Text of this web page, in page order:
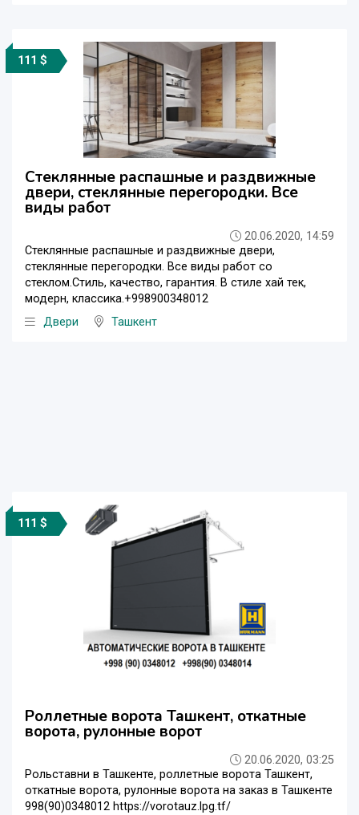
111 $
Стеклянные распашные и раздвижные
двери, стеклянные перегородки. Все
виды работ
20.06.2020, 14:59
Стеклянные распашные и раздвижные двери,
стеклянные перегородки. Все виды работ со
стеклом.Стиль, качество, гарантия. В стиле хай тек,
модерн, классика.+998900348012
Двери
Ташкент
111 $
Роллетные ворота Ташкент, откатные
ворота, рулонные ворот
20.06.2020, 03:25
Рольставни в Ташкенте, роллетные ворота Ташкент,
откатные ворота, рулонные ворота на заказ в Ташкенте
998(90)0348012 https://vorotauz.lpg.tf/